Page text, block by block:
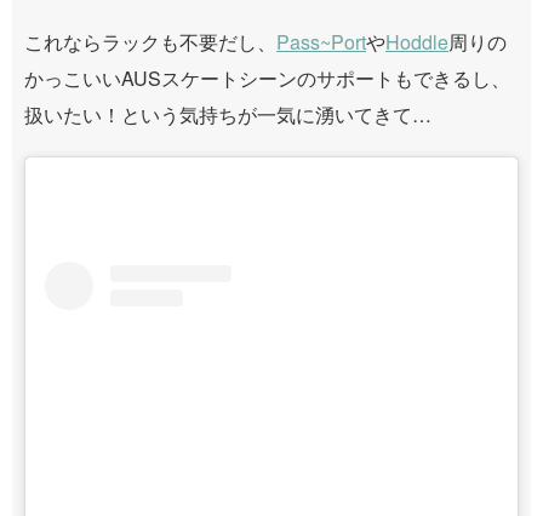
これならラックも不要だし、 Pass~PortやHoddle周りの
かっこいいAUSスケートシーンのサポートもできるし、
扱いたい！という気持ちが一気に湧いてきて…